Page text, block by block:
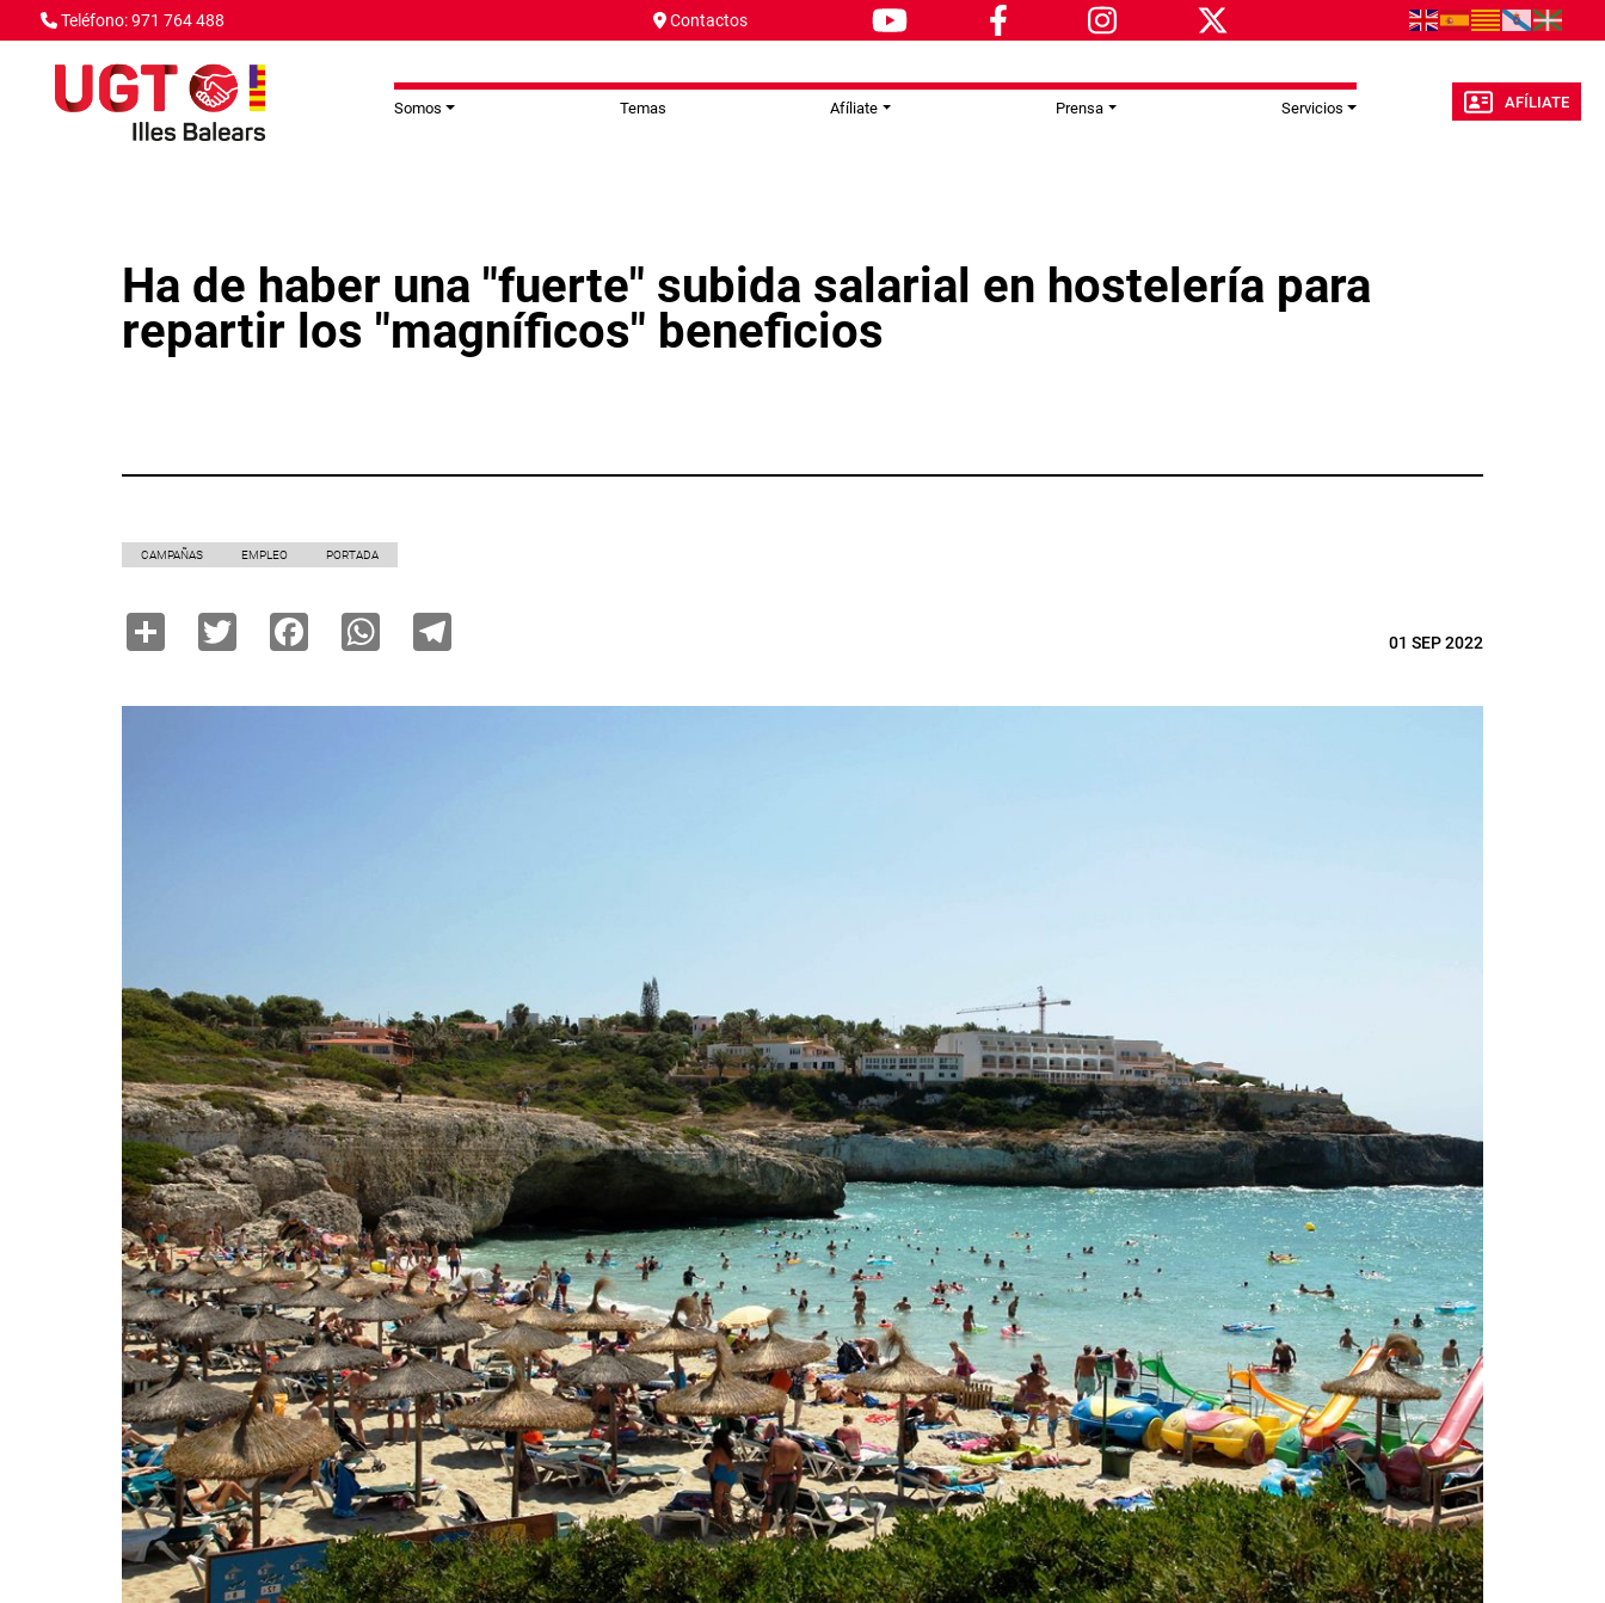
Pasar al contenido principal
Teléfono: 971 764 488 Contactos
Somos Temas Afíliate Prensa Servicios AFÍLIATE
Ha de haber una "fuerte" subida salarial en hostelería para
repartir los "magníficos" beneficios
CAMPAÑAS EMPLEO PORTADA
Share TwitterFacebookWhatsApp 01 SEP 2022